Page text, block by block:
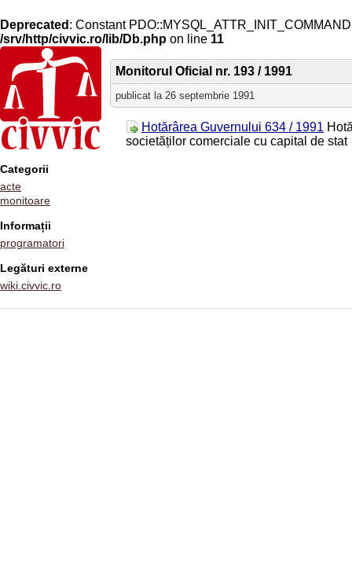
Deprecated : Constant
/srv/http/civvic.ro/lib/Db.php on line 11
Categorii
acte
monitoare
Informații
programatori
Legături externe
wiki.civvic.ro
Monitorul Oficial nr. 193 / 1991
publicat la 26 septembrie 1991
Hotărârea Guvernului 634 / 1991
societăților comerciale cu capital de stat